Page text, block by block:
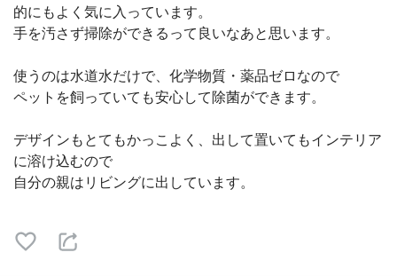
的にもよく気に入っています。
手を汚さず掃除ができるって良いなあと思います。
使うのは水道水だけで、化学物質・薬品ゼロなので
ペットを飼っていても安心して除菌ができます。
デザインもとてもかっこよく、出して置いてもインテリア
に溶け込むので
自分の親はリビングに出しています。